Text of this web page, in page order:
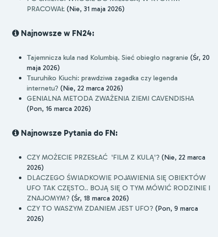
PRACOWAŁ (Nie, 31 maja 2026)
Najnowsze w FN24:
Tajemnicza kula nad Kolumbią. Sieć obiegło nagranie (Śr, 20
maja 2026)
Tsuruhiko Kiuchi: prawdziwa zagadka czy legenda
internetu? (Nie, 22 marca 2026)
GENIALNA METODA ZWAŻENIA ZIEMI CAVENDISHA
(Pon, 16 marca 2026)
Najnowsze Pytania do FN:
CZY MOŻECIE PRZESŁAĆ 'FILM Z KULĄ'? (Nie, 22 marca
2026)
DLACZEGO ŚWIADKOWIE POJAWIENIA SIĘ OBIEKTÓW
UFO TAK CZĘSTO.. BOJĄ SIĘ O TYM MÓWIĆ RODZINIE I
ZNAJOMYM? (Śr, 18 marca 2026)
CZY TO WASZYM ZDANIEM JEST UFO? (Pon, 9 marca
2026)